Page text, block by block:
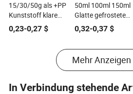
15/30/50g als +PP
Kunststoff klare
luftlose Pumpe
Kosmetikflasche
Kosmetikverpackung
0,23-0,27 $
50ml 100ml 150ml
Glatte gefrostete
luftdichte
Feuchtigkeitscreme
0,32-0,37$
Mehr Anzeigen
In Verbindung stehende